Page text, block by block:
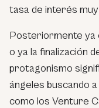
tasa de interés
Posteriormente ya
o ya la finalización
protagonismo
ángeles buscando
como los Venture